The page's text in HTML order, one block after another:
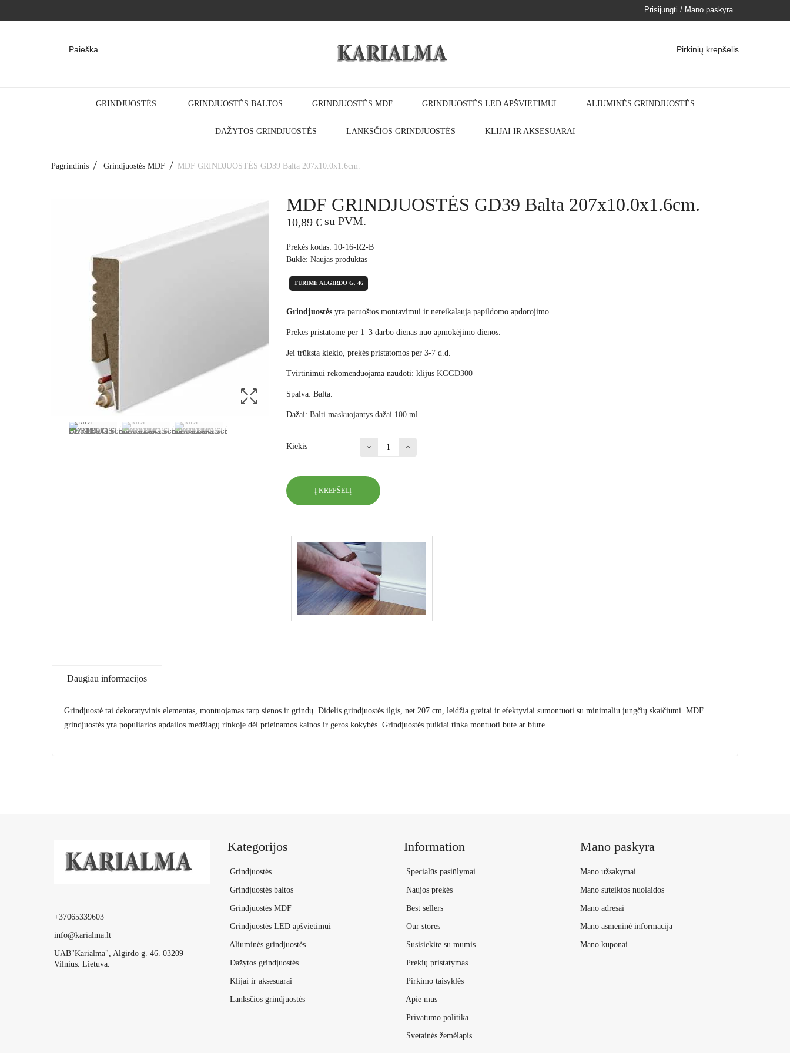
Prisijungti / Mano paskyra
Paieška Pirkinių krepšelis
GRINDJUOSTĖS GRINDJUOSTĖS BALTOS GRINDJUOSTĖS MDF GRINDJUOSTĖS LED APŠVIETIMUI ALIUMINĖS GRINDJUOSTĖS
DAŽYTOS GRINDJUOSTĖS LANKSČIOS GRINDJUOSTĖS KLIJAI IR AKSESUARAI
Pagrindinis Grindjuostės MDF MDF GRINDJUOSTĖS GD39 Balta 207x10.0x1.6cm.
MDF GRINDJUOSTĖS GD39 Balta 207x10.0x1.6cm.
10,89 €su PVM.
Prekės kodas: 10-16-R2-B
Būklė: Naujas produktas
TURIME ALGIRDO G. 46
Grindjuostėsyra paruoštos montavimui ir nereikalauja papildomo apdorojimo.
Prekes pristatome per 1–3 darbo dienas nuo apmokėjimo dienos.
Jei trūksta kiekio, prekės pristatomos per 3-7 d.d.
Tvirtinimui rekomenduojama naudoti: klijus KGGD300
Spalva: Balta.
Dažai: Balti maskuojantys dažai 100 ml.
Kiekis
Į KREPŠELĮ
Daugiau informacijos
Grindjuostė tai dekoratyvinis elementas, montuojamas tarp sienos ir grindų. Didelis grindjuostės ilgis, net 207 cm, leidžia greitai ir efektyviai sumontuoti su minimaliu jungčių skaičiumi. MDF
grindjuostės yra populiarios apdailos medžiagų rinkoje dėl prieinamos kainos ir geros kokybės. Grindjuostės puikiai tinka montuoti bute ar biure.
+37065339603
info@karialma.lt
UAB"Karialma", Algirdo g. 46. 03209
Vilnius. Lietuva.
Kategorijos
Grindjuostės
Grindjuostės baltos
Grindjuostės MDF
Grindjuostės LED apšvietimui
Aliuminės grindjuostės
Dažytos grindjuostės
Klijai ir aksesuarai
Lanksčios grindjuostės
Information
Specialūs pasiūlymai
Naujos prekės
Best sellers
Our stores
Susisiekite su mumis
Prekių pristatymas
Pirkimo taisyklės
Apie mus
Privatumo politika
Svetainės žemėlapis
Mano paskyra
Mano užsakymai
Mano suteiktos nuolaidos
Mano adresai
Mano asmeninė informacija
Mano kuponai